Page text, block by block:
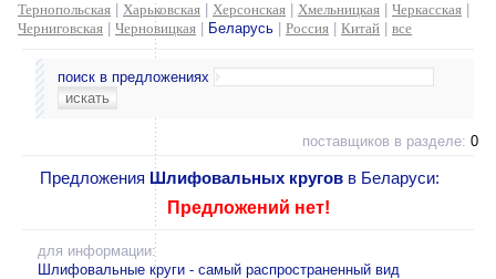
Тернопольская
Харьковская Херсонская Хмельницкая Черкасская
Черниговская
Черновицкая Беларусь Россия Китай все
поиск в предложениях
поставщиков в разделе: 0
Предложения Шлифовальных кругов в Беларуси:
Предложений нет!
для информации:
Шлифовальные круги - самый распространенный вид